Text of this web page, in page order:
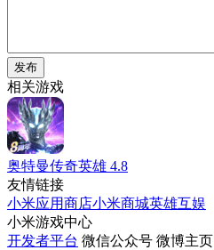
发布
相关游戏
奥特曼传奇英雄 4.8
友情链接
小米应用商店小米商城英雄互娱
小米游戏中心
开发者平台 微信公众号 微博主页